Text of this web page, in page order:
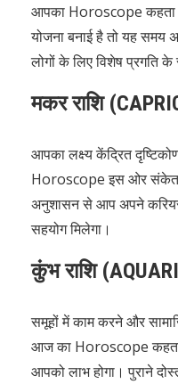
आपका Horoscope कहता
योजना बनाई है तो यह
लोगों के लिए विशेष प्रगति
मकर राशि
आपका लक्ष्य केंद्रित
Horoscope इस ओर संकेत
अनुशासन से आप अपने
सहयोग मिलेगा।
कुंभ राशि
समूहों में काम करने और
आज का Horoscope कहता
आपको लाभ होगा। पुराने